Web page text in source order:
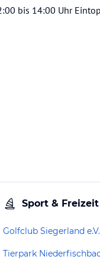
bis 14:00 Uhr
Sport & Freizeit
Golfclub Siegerland e.V.
Tierpark